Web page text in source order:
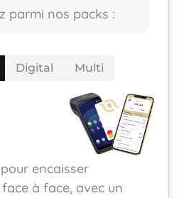
parmi nos packs :
Digital Multi
encaisser
à face, avec un